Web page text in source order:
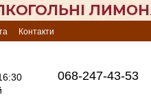
Контакти
068-247-43-53